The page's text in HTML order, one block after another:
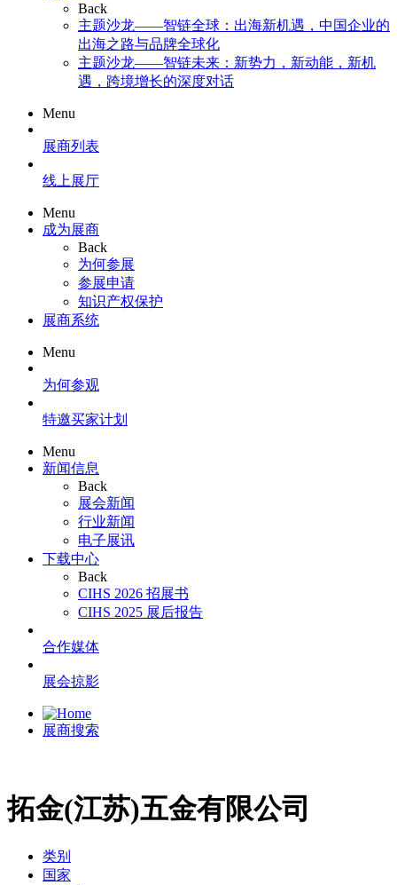
Back
主题沙龙——智链全球：出海新机遇，中国企业的
出海之路与品牌全球化
主题沙龙——智链未来：新势力，新动能，新机
遇，跨境增长的深度对话
Menu
展商列表
线上展厅
Menu
成为展商
Back
为何参展
参展申请
知识产权保护
展商系统
Menu
为何参观
特邀买家计划
Menu
新闻信息
Back
展会新闻
行业新闻
电子展讯
下载中心
Back
CIHS 2026 招展书
CIHS 2025 展后报告
合作媒体
展会掠影
展商搜索
拓金(江苏)五金有限公司
类别
国家